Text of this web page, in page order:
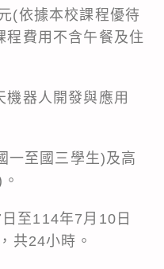
(依據本校課程優待
程費用不含午餐及住
機器人開發與應用
一至國三學生)及高
至114年7月10日
共24小時。